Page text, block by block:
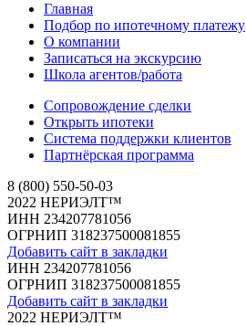
Главная
Подбор по ипотечному платежу
О компании
Записаться на экскурсию
Школа агентов/работа
Сопровождение сделки
Открыть ипотеки
Система поддержки клиентов
Партнёрская программа
8 (800) 550-50-03
2022 НЕРИЭЛТ™
ИНН 234207781056
ОГРНИП 318237500081855
Добавить сайт в закладки
ИНН 234207781056
ОГРНИП 318237500081855
Добавить сайт в закладки
2022 НЕРИЭЛТ™